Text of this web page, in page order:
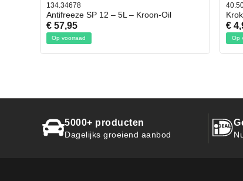
134.34678
Antifreeze SP 12 – 5L – Kroon-Oil
€ 57,95
Op voorraad
€
Op
5000+ producten
Dagelijks groeiend aanbod